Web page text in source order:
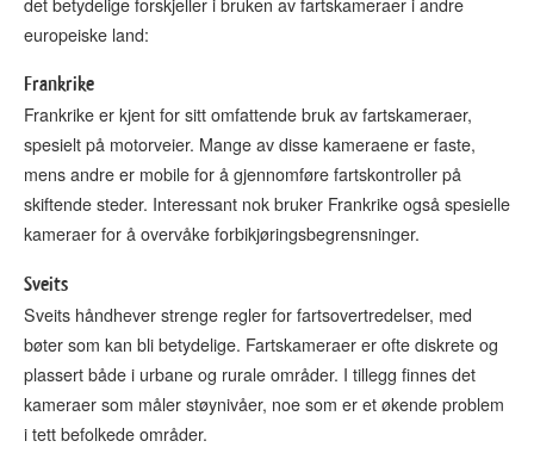
europeiske land:
Frankrike
Frankrike er kjent for sitt omfattende bruk av fartskameraer,
spesielt på motorveier. Mange av disse kameraene er faste,
mens andre er mobile for å gjennomføre fartskontroller på
skiftende steder. Interessant nok bruker Frankrike også spesielle
kameraer for å overvåke forbikjøringsbegrensninger.
Sveits
Sveits håndhever strenge regler for fartsovertredelser, med
bøter som kan bli betydelige. Fartskameraer er ofte diskrete og
plassert både i urbane og rurale områder. I tillegg finnes det
kameraer som måler støynivåer, noe som er et økende problem
i tett befolkede områder.